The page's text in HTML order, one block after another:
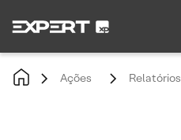
Ações Relatórios